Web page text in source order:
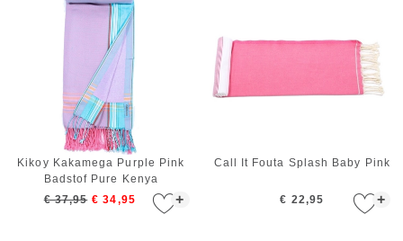
+
Kikoy Kakamega Purple Pink
Badstof Pure Kenya
€ 37,95 € 34,95 +
Call It Fouta Splash Baby Pink
€ 22,95